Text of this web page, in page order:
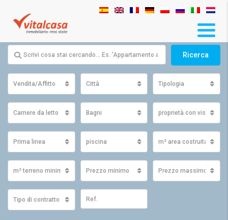
Ricerca
Vendita/Affitto Città Tipologia
Camere da letto Bagni proprietà con vista
Prima linea piscina m² area costruita
m² terreno minimo Prezzo minimo Prezzo massimo
Tipo di contratto